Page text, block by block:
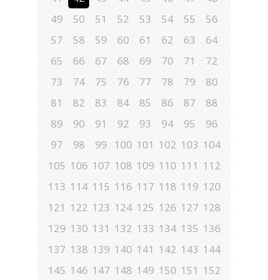
49
50 51 52 53 54 55
56
57
58 59 60 61 62 63
64
65
66 67 68 69 70 71
72
73
74 75 76 77 78 79
80
81
82 83 84 85 86 87
88
89
90 91 92 93 94 95
96
97
98 99 100 101 102 103 104
105 106 107 108 109 110 111 112
113 114 115 116 117 118 119 120
121 122 123 124 125 126 127 128
129 130 131 132 133 134 135 136
137 138 139 140 141 142 143 144
145 146 147 148 149 150 151 152